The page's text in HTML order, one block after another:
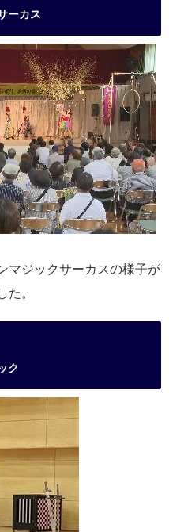
ーカス
マジックサーカスの様子が
た。
ク